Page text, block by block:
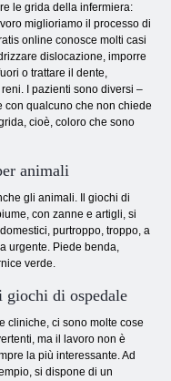
le grida della infermiera:
miglioriamo il processo di
online conosce molti casi
dislocazione, imporre
o trattare il dente,
I pazienti sono diversi –
con qualcuno che non chiede
cioè, coloro che sono
animali
gli animali. Il giochi di
con zanne e artigli, si
purtroppo, troppo, a
urgente. Piede benda,
verde.
di ospedale
cliniche, ci sono molte cose
ma il lavoro non è
la più interessante. Ad
si dispone di un